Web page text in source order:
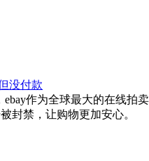
没付款
ebay作为全球最大的在线
封禁，让购物更加安心。